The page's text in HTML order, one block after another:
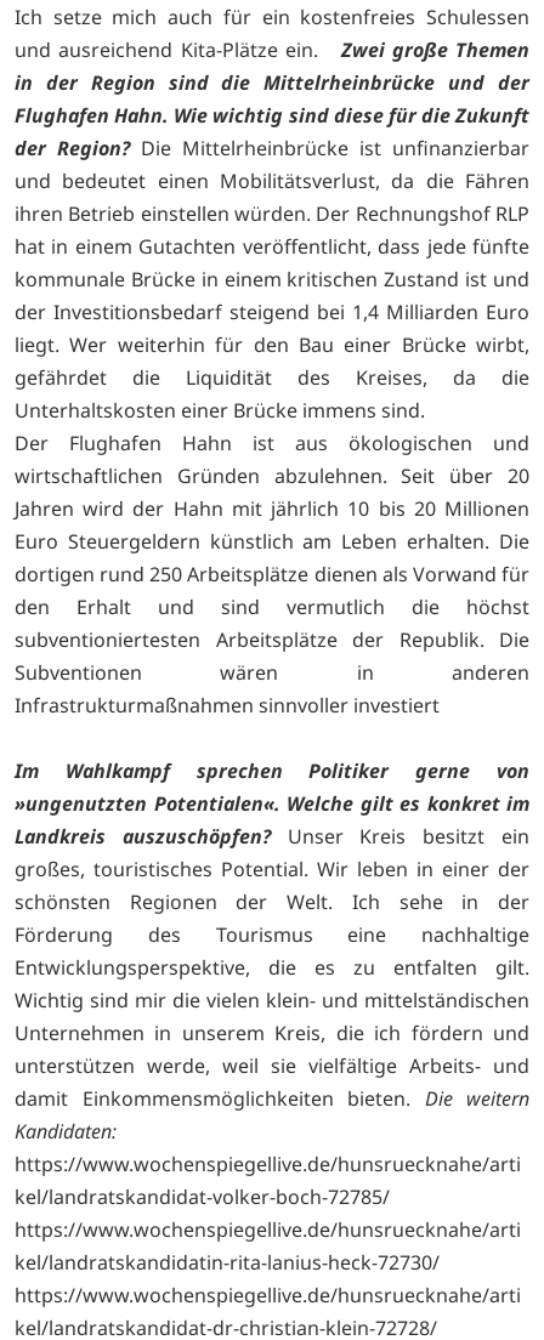
Ich setze mich auch für ein kostenfreies Schulessen
und ausreichend Kita-Plätze ein.Zwei große Themen
in der Region sind die Mittelrheinbrücke und der
Flughafen Hahn. Wie wichtig sind diese für die Zukunft
der Region?Die Mittelrheinbrücke ist unfinanzierbar
und bedeutet einen Mobilitätsverlust, da die Fähren
ihren Betrieb einstellen würden. Der Rechnungshof RLP
hat in einem Gutachten veröffentlicht, dass jede fünfte
kommunale Brücke in einem kritischen Zustand ist und
der Investitionsbedarf steigend bei 1,4 Milliarden Euro
liegt. Wer weiterhin für den Bau einer Brücke wirbt,
gefährdet die Liquidität des Kreises, da die
Unterhaltskosten einer Brücke immens sind.
Der Flughafen Hahn ist aus ökologischen und
wirtschaftlichen Gründen abzulehnen. Seit über 20
Jahren wird der Hahn mit jährlich 10 bis 20 Millionen
Euro Steuergeldern künstlich am Leben erhalten. Die
dortigen rund 250 Arbeitsplätze dienen als Vorwand für
den Erhalt und sind vermutlich die höchst
subventioniertesten Arbeitsplätze der Republik. Die
Subventionen wären in anderen
Infrastrukturmaßnahmen sinnvoller investiert
Im Wahlkampf sprechen Politiker gerne von
»ungenutzten Potentialen«. Welche gilt es konkret im
Landkreis auszuschöpfen? Unser Kreis besitzt ein
großes, touristisches Potential. Wir leben in einer der
schönsten Regionen der Welt. Ich sehe in der
Förderung des Tourismus eine nachhaltige
Entwicklungsperspektive, die es zu entfalten gilt.
Wichtig sind mir die vielen klein- und mittelständischen
Unternehmen in unserem Kreis, die ich fördern und
unterstützen werde, weil sie vielfältige Arbeits- und
damit Einkommensmöglichkeiten bieten. Die weitern
Kandidaten:
https://www.wochenspiegellive.de/hunsruecknahe/arti
kel/landratskandidat-volker-boch-72785/
https://www.wochenspiegellive.de/hunsruecknahe/arti
kel/landratskandidatin-rita-lanius-heck-72730/
https://www.wochenspiegellive.de/hunsruecknahe/arti
kel/landratskandidat-dr-christian-klein-72728/